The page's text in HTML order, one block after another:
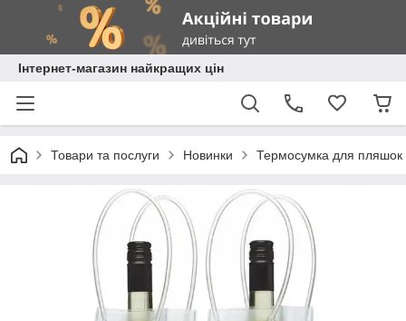
Інтернет-магазин найкращих цін
Товари та послуги Новинки Термосумка для пляшок